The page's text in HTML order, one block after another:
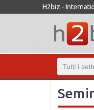
H2biz -